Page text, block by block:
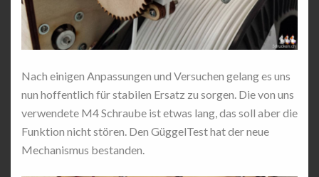
Nach einigen Anpassungen und Versuchen gelang es uns
nun hoffentlich für stabilen Ersatz zu sorgen. Die von uns
verwendete M4 Schraube ist etwas lang, das soll aber die
Funktion nicht stören. Den GüggelTest hat der neue
Mechanismus bestanden.